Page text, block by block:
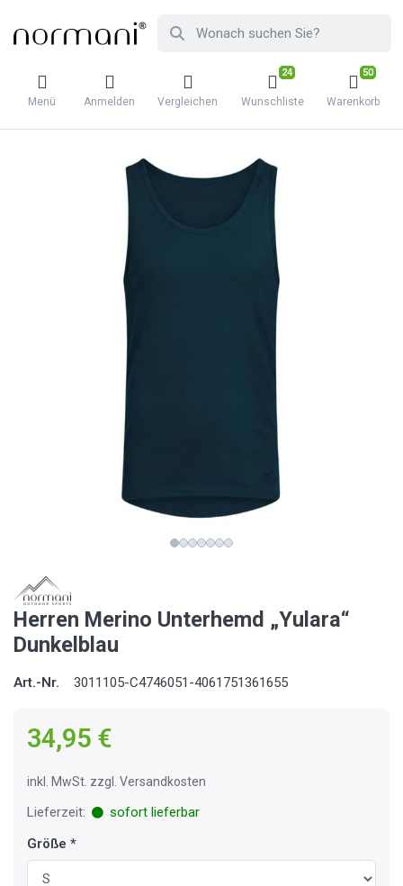
Menü Anmelden Vergleichen
24
Wunschliste
50
Warenkorb
Herren Merino Unterhemd „Yulara“
Dunkelblau
Art.-Nr. 3011105-C4746051-4061751361655
34,95 €
inkl. MwSt. zzgl. Versandkosten
Lieferzeit:
sofort lieferbar
Größe